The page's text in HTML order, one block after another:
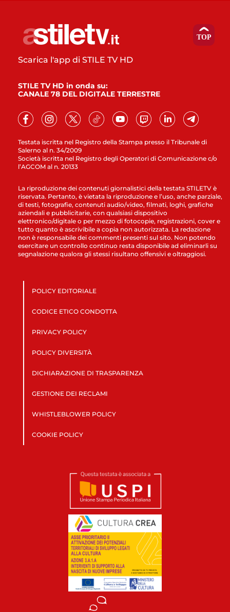
Testata iscritta nel Registro della Stampa presso il Tribunale di
Salerno al n. 34/2009
Società iscritta nel Registro degli Operatori di Comunicazione c/o
l’AGCOM al n. 20133
Scarica l'app di STILE TV HD
STILE TV HD in onda su:
CANALE 78 DEL DIGITALE TERRESTRE
La riproduzione dei contenuti giornalistici della testata STILETV è
riservata. Pertanto, è vietata la riproduzione e l’uso, anche parziale,
di testi, fotografie, contenuti audio/video, filmati, loghi, grafiche
aziendali e pubblicitarie, con qualsiasi dispositivo
elettronico/digitale o per mezzo di fotocopie, registrazioni, cover e
tutto quanto è ascrivibile a copia non autorizzata. La redazione
non è responsabile dei commenti presenti sul sito. Non potendo
esercitare un controllo continuo resta disponibile ad eliminarli su
segnalazione qualora gli stessi risultano offensivi e oltraggiosi.
POLICY EDITORIALE
CODICE ETICO CONDOTTA
PRIVACY POLICY
POLICY DIVERSITÀ
DICHIARAZIONE DI TRASPARENZA
GESTIONE DEI RECLAMI
WHISTLEBLOWER POLICY
COOKIE POLICY